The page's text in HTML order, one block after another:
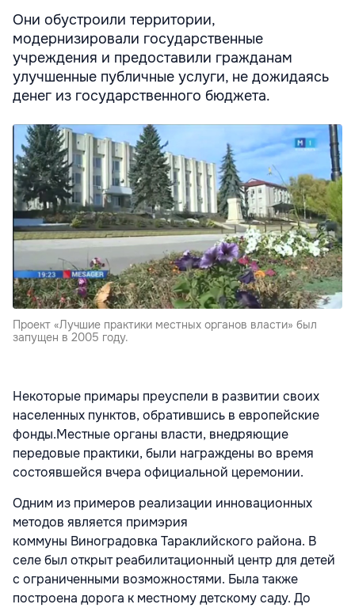
Они обустроили территории,
модернизировали государственные
учреждения и предоставили гражданам
улучшенные публичные услуги, не дожидаясь
денег из государственного бюджета.
Проект «Лучшие практики местных органов власти» был
запущен в 2005 году.
Некоторые примары преуспели в развитии своих
населенных пунктов, обратившись в европейские
фонды.Местные органы власти, внедряющие
передовые практики, были награждены во время
состоявшейся вчера официальной церемонии.
Одним из примеров реализации инновационных
методов является примэрия
коммуны Виноградовка Тараклийского района. В
селе был открыт реабилитационный центр для детей
с ограниченными возможностями. Была также
построена дорога к местному детскому саду. До